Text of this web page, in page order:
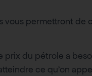
vous permettront de
prix du pétrole a
ce qu’on